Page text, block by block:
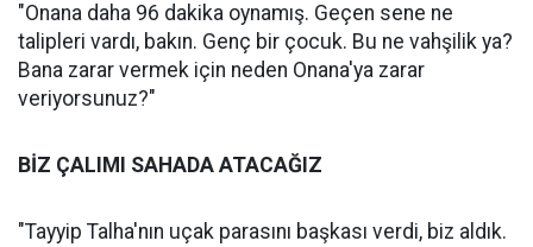
"Onana daha 96 dakika oynamış. Geçen sene ne
talipleri vardı, bakın. Genç bir çocuk. Bu ne vahşilik ya?
Bana zarar vermek için neden Onana'ya zarar
veriyorsunuz?"
BİZ ÇALIMI SAHADA ATACAĞIZ
"Tayyip Talha'nın uçak parasını başkası verdi, biz aldık.